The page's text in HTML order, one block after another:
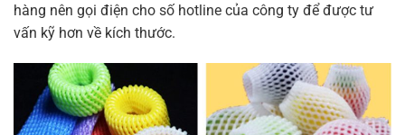
hàng nên gọi điện cho số hotline của công ty để được tư
vấn kỹ hơn về kích thước.